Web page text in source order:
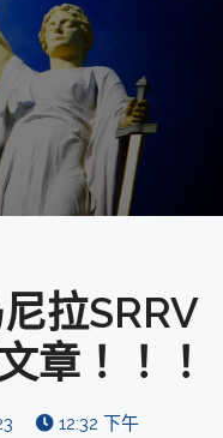
拉SRRV
章！！！
12:32 下午